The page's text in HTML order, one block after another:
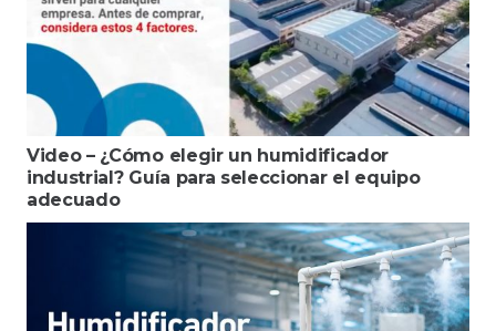
Video – ¿Cómo elegir un humidificador
industrial? Guía para seleccionar el equipo
adecuado